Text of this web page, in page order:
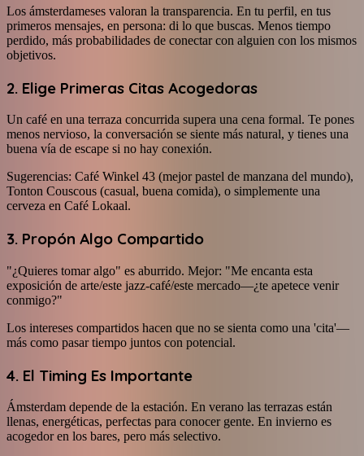
Los ámsterdameses valoran la transparencia. En tu perfil, en tus
primeros mensajes, en persona: di lo que buscas. Menos tiempo
perdido, más probabilidades de conectar con alguien con los mismos
objetivos.
2. Elige Primeras Citas Acogedoras
Un café en una terraza concurrida supera una cena formal. Te pones
menos nervioso, la conversación se siente más natural, y tienes una
buena vía de escape si no hay conexión.
Sugerencias: Café Winkel 43 (mejor pastel de manzana del mundo),
Tonton Couscous (casual, buena comida), o simplemente una
cerveza en Café Lokaal.
3. Propón Algo Compartido
"¿Quieres tomar algo" es aburrido. Mejor: "Me encanta esta
exposición de arte/este jazz-café/este mercado—¿te apetece venir
conmigo?"
Los intereses compartidos hacen que no se sienta como una 'cita'—
más como pasar tiempo juntos con potencial.
4. El Timing Es Importante
Ámsterdam depende de la estación. En verano las terrazas están
llenas, energéticas, perfectas para conocer gente. En invierno es
acogedor en los bares, pero más selectivo.